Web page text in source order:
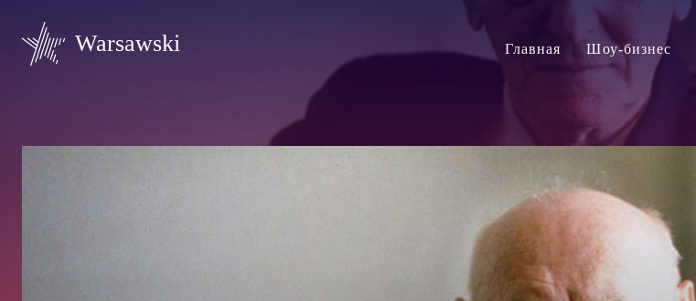
Warsawski Главная Шоу-бизнес